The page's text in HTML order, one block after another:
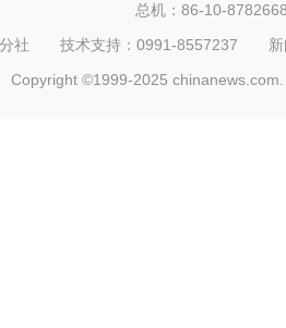
总机：86-10-
分社 技术支持：0991-8557237
Copyright ©1999-2025